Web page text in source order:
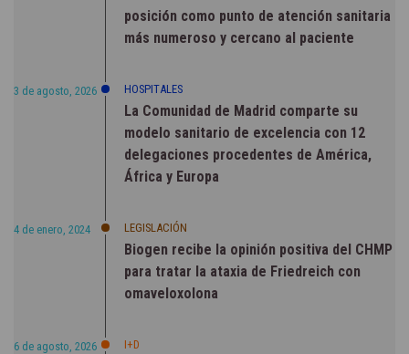
posición como punto de atención sanitaria
más numeroso y cercano al paciente
3 de agosto, 2026 HOSPITALES
La Comunidad de Madrid comparte su
modelo sanitario de excelencia con 12
delegaciones procedentes de América,
África y Europa
4 de enero, 2024 LEGISLACIÓN
Biogen recibe la opinión positiva del CHMP
para tratar la ataxia de Friedreich con
omaveloxolona
6 de agosto, 2026 I+D